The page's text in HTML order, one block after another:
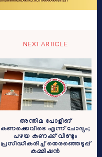
NEXT ARTICLE
അന്തിമ പോളിങ്
കണക്കെവിടെ എന്ന് ചോദ്യം;
പഴയ കണക്ക് വീണ്ടും
പ്രസിദ്ധീകരിച്ച് തെരഞ്ഞെടുപ്പ്
കമ്മീഷൻ